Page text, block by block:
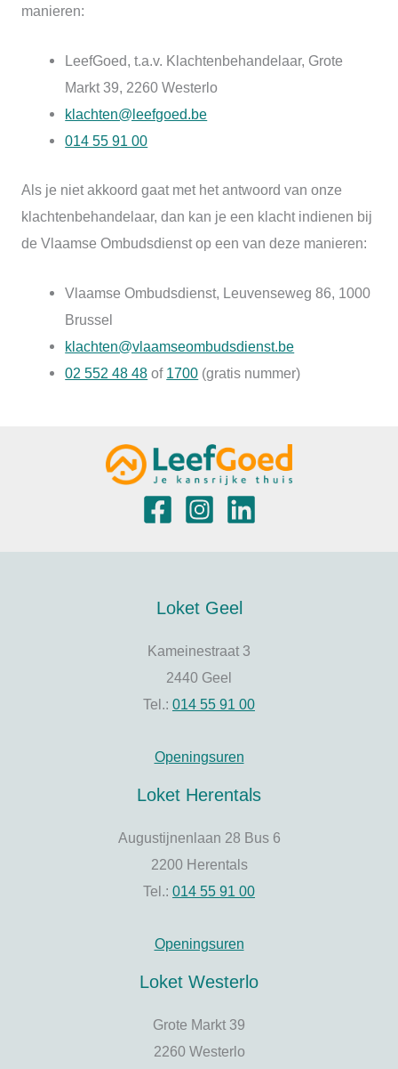
manieren:
LeefGoed, t.a.v. Klachtenbehandelaar, Grote
Markt 39, 2260 Westerlo
klachten@leefgoed.be
014 55 91 00
Als je niet akkoord gaat met het antwoord van onze
klachtenbehandelaar, dan kan je een klacht indienen bij
de Vlaamse Ombudsdienst op een van deze manieren:
Vlaamse Ombudsdienst, Leuvenseweg 86, 1000
Brussel
klachten@vlaamseombudsdienst.be
02 552 48 48 of 1700 (gratis nummer)
Loket Geel
Kameinestraat 3
2440 Geel
Tel.: 014 55 91 00
Openingsuren
Loket Herentals
Augustijnenlaan 28 Bus 6
2200 Herentals
Tel.: 014 55 91 00
Openingsuren
Loket Westerlo
Grote Markt 39
2260 Westerlo